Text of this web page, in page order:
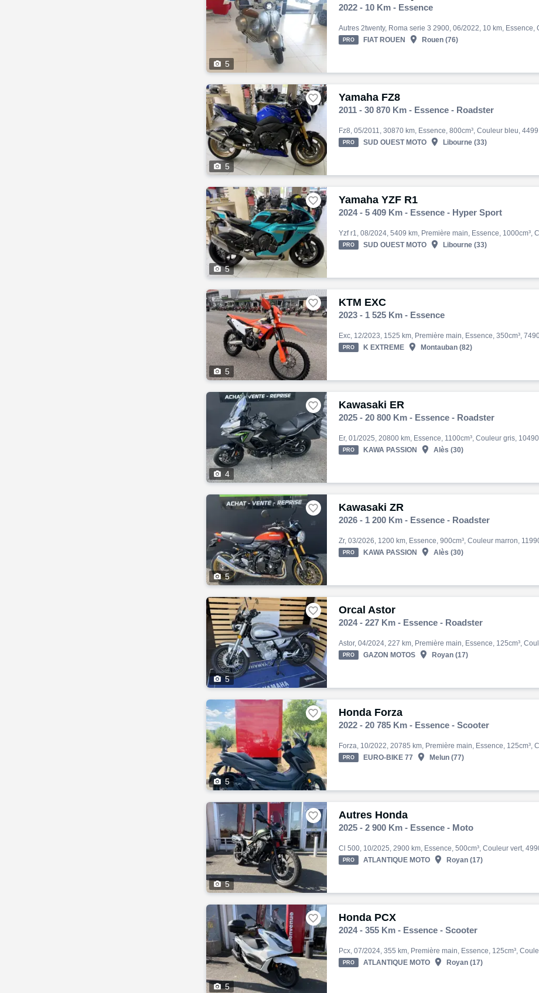
 5
2022 - 10 Km - Essence
PRO FIAT ROUEN  Rouen (76)
 5
Yamaha FZ8

2011 - 30 870 Km - Essence - Roadster
PRO SUD OUEST MOTO  Libourne (33)
 5
Yamaha YZF R1

2024 - 5 409 Km - Essence - Hyper Sport
PRO SUD OUEST MOTO  Libourne (33)
 5
KTM EXC

2023 - 1 525 Km - Essence
PRO K EXTREME  Montauban (82)
 4
Kawasaki ER

2025 - 20 800 Km - Essence - Roadster
PRO KAWA PASSION  Alès (30)
 5
Kawasaki ZR

2026 - 1 200 Km - Essence - Roadster
PRO KAWA PASSION  Alès (30)
 5
Orcal Astor

2024 - 227 Km - Essence - Roadster
PRO GAZON MOTOS  Royan (17)
 5
Honda Forza

2022 - 20 785 Km - Essence - Scooter
PRO EURO-BIKE 77  Melun (77)
 5
Autres Honda

2025 - 2 900 Km - Essence - Moto
PRO ATLANTIQUE MOTO  Royan (17)
 5
Honda PCX

2024 - 355 Km - Essence - Scooter
PRO ATLANTIQUE MOTO  Royan (17)